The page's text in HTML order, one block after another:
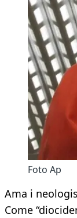
Foto Ap
Ama i
Come